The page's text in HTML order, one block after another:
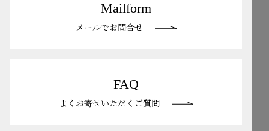
Mailform
メールでお問合せ
FAQ
よくお寄せいただくご質問